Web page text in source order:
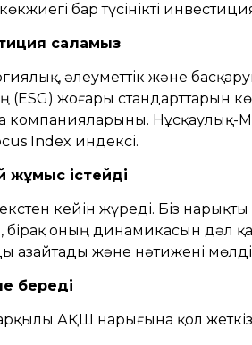
бар түсінікті
саламыз
әлеуметтік және
(ESG) жоғары стандарттарын
компанияларыны. Нұсқаулық-
Index индексі.
жұмыс істейді
кейін жүреді. Біз
бірақ оның динамикасын дәл
және нәтижені
береді
арқылы АҚШ нарығына қол